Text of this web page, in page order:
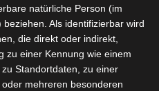
Pro Tunesien 2025/2026
26., 29. und 30. Oktober
Uhr).
https://www.kashba.de/ix
natürliche Person (im
Als identifizierbar wird
die direkt oder indirekt,
zu einer Kennung wie einem
Standortdaten, zu einer
mehreren besonderen